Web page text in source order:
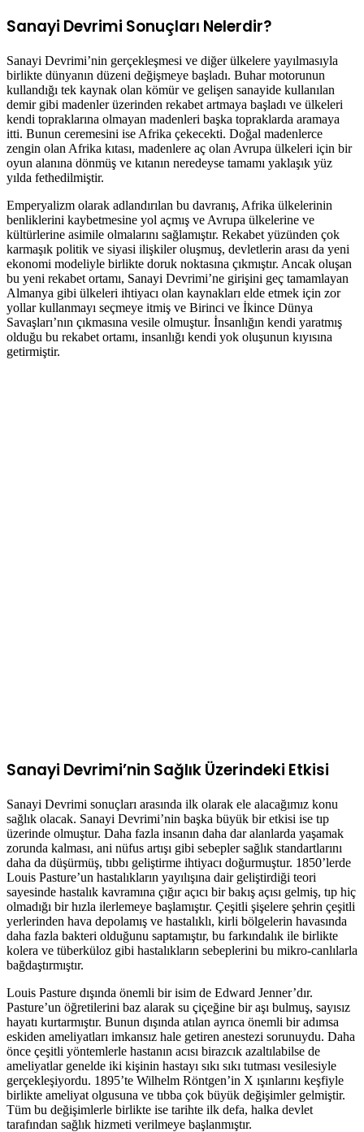
Sanayi Devrimi Sonuçları Nelerdir?
Sanayi Devrimi’nin gerçekleşmesi ve diğer ülkelere yayılmasıyla
birlikte dünyanın düzeni değişmeye başladı. Buhar motorunun
kullandığı tek kaynak olan kömür ve gelişen sanayide kullanılan
demir gibi madenler üzerinden rekabet artmaya başladı ve ülkeleri
kendi topraklarına olmayan madenleri başka topraklarda aramaya
itti. Bunun ceremesini ise Afrika çekecekti. Doğal madenlerce
zengin olan Afrika kıtası, madenlere aç olan Avrupa ülkeleri için bir
oyun alanına dönmüş ve kıtanın neredeyse tamamı yaklaşık yüz
yılda fethedilmiştir.
Emperyalizm olarak adlandırılan bu davranış, Afrika ülkelerinin
benliklerini kaybetmesine yol açmış ve Avrupa ülkelerine ve
kültürlerine asimile olmalarını sağlamıştır. Rekabet yüzünden çok
karmaşık politik ve siyasi ilişkiler oluşmuş, devletlerin arası da yeni
ekonomi modeliyle birlikte doruk noktasına çıkmıştır. Ancak oluşan
bu yeni rekabet ortamı, Sanayi Devrimi’ne girişini geç tamamlayan
Almanya gibi ülkeleri ihtiyacı olan kaynakları elde etmek için zor
yollar kullanmayı seçmeye itmiş ve Birinci ve İkince Dünya
Savaşları’nın çıkmasına vesile olmuştur. İnsanlığın kendi yaratmış
olduğu bu rekabet ortamı, insanlığı kendi yok oluşunun kıyısına
getirmiştir.
Sanayi Devrimi’nin Sağlık Üzerindeki Etkisi
Sanayi Devrimi sonuçları arasında ilk olarak ele alacağımız konu
sağlık olacak. Sanayi Devrimi’nin başka büyük bir etkisi ise tıp
üzerinde olmuştur. Daha fazla insanın daha dar alanlarda yaşamak
zorunda kalması, ani nüfus artışı gibi sebepler sağlık standartlarını
daha da düşürmüş, tıbbı geliştirme ihtiyacı doğurmuştur. 1850’lerde
Louis Pasture’un hastalıkların yayılışına dair geliştirdiği teori
sayesinde hastalık kavramına çığır açıcı bir bakış açısı gelmiş, tıp hiç
olmadığı bir hızla ilerlemeye başlamıştır. Çeşitli şişelere şehrin çeşitli
yerlerinden hava depolamış ve hastalıklı, kirli bölgelerin havasında
daha fazla bakteri olduğunu saptamıştır, bu farkındalık ile birlikte
kolera ve tüberküloz gibi hastalıkların sebeplerini bu mikro-canlılarla
bağdaştırmıştır.
Louis Pasture dışında önemli bir isim de Edward Jenner’dır.
Pasture’un öğretilerini baz alarak su çiçeğine bir aşı bulmuş, sayısız
hayatı kurtarmıştır. Bunun dışında atılan ayrıca önemli bir adımsa
eskiden ameliyatları imkansız hale getiren anestezi sorunuydu. Daha
önce çeşitli yöntemlerle hastanın acısı birazcık azaltılabilse de
ameliyatlar genelde iki kişinin hastayı sıkı sıkı tutması vesilesiyle
gerçekleşiyordu. 1895’te Wilhelm Röntgen’in X ışınlarını keşfiyle
birlikte ameliyat olgusuna ve tıbba çok büyük değişimler gelmiştir.
Tüm bu değişimlerle birlikte ise tarihte ilk defa, halka devlet
tarafından sağlık hizmeti verilmeye başlanmıştır.